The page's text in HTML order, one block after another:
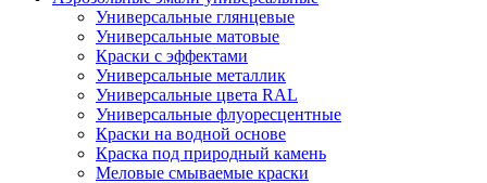
Универсальные глянцевые
Универсальные матовые
Краски с эффектами
Универсальные металлик
Универсальные цвета RAL
Универсальные флуоресцентные
Краски на водной основе
Краска под природный камень
Меловые смываемые краски